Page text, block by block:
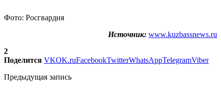
Фото: Росгвардия
Источник: www.kuzbassnews.ru
2
Поделится VKOK.ruFacebookTwitterWhatsAppTelegramViber
Предыдущая запись